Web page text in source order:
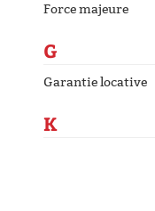
Force majeure
G
Garantie locative
K